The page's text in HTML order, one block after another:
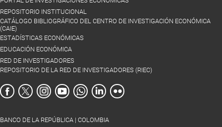
REPOSITORIO INSTITUCIONAL
CATÁLOGO BIBLIOGRÁFICO DEL CENTRO DE INVESTIGACIÓN ECONÓMICA
(CAIE)
ESTADÍSTICAS ECONÓMICAS
EDUCACIÓN ECONÓMICA
RED DE INVESTIGADORES
REPOSITORIO DE LA RED DE INVESTIGADORES (RIEC)
BANCO DE LA REPÚBLICA | COLOMBIA